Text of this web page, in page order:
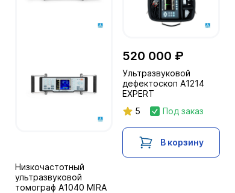
Низкочастотный
ультразвуковой
томограф А1040 MIRA
520 000 ₽
Ультразвуковой
дефектоскоп А1214
EXPERT
5
Под заказ
В корзину